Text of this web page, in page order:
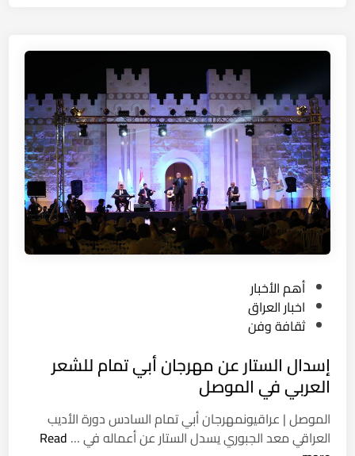
ل
و
ج
ي
ا
”
ا
ل
أ
ل
ن
ت
ر
ي
ت
م
ن
ح
ا
د
ك
ت
ر
ا
ه
ا
ل
e
d
n
أهم الأخبار
اخبار العراق
ثقافة وفن
إسدال الستار عن مهرجان أبي تمام للشعر
العربي في الموصل
الموصل | عراقيونمهرجان أبي تمام السادس دورة الأديب
العراقي معد الجبوري يسدل الستار عن أعماله في … إRead